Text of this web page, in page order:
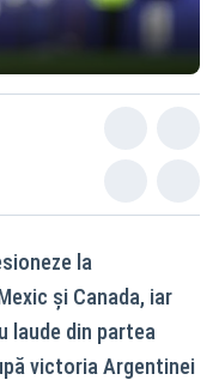
la
și Canada, iar
laude din partea
victoria Argentinei